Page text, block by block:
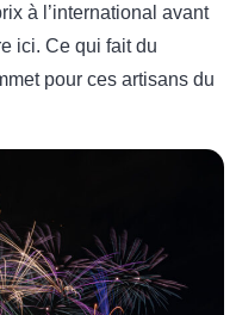
à l’international avant
ici. Ce qui fait du
pour ces artisans du